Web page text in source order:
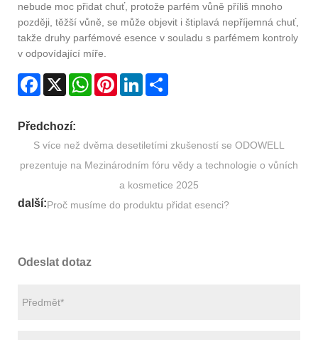
nebude moc přidat chuť, protože parfém vůně příliš mnoho
později, těžší vůně, se může objevit i štiplavá nepříjemná chuť,
takže druhy parfémové esence v souladu s parfémem kontroly
v odpovídající míře.
Facebook
X WhatsAppPinterestLinkedIn
Předchozí:
​S více než dvěma desetiletími zkušeností se ODOWELL
prezentuje na Mezinárodním fóru vědy a technologie o vůních
a kosmetice 2025
další:Proč musíme do produktu přidat esenci?
Odeslat dotaz